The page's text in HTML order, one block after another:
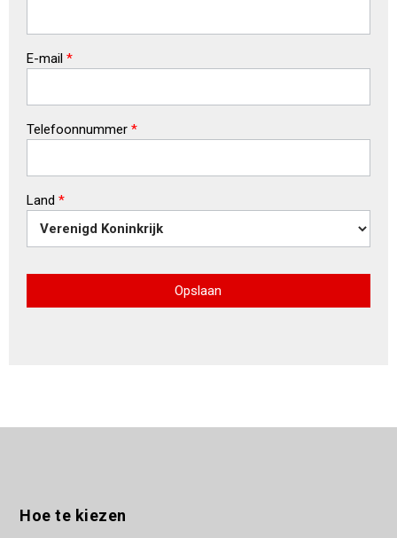
E-mail *
Telefoonnummer *
Land *
Opslaan
Hoe te kiezen